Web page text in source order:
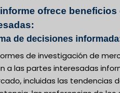
ofrece beneficios
de decisiones
de investigación de
a las partes interesadas
incluidas las tendencias